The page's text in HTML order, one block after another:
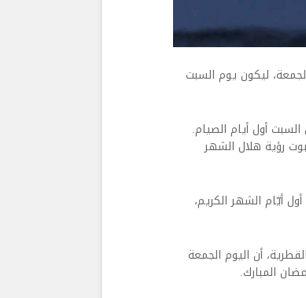
ليكون يوم السبت
أول أيام الصيام.
رؤية هلال الشهر
أيّام الشهر الكريم،
أن اليوم الجمعة